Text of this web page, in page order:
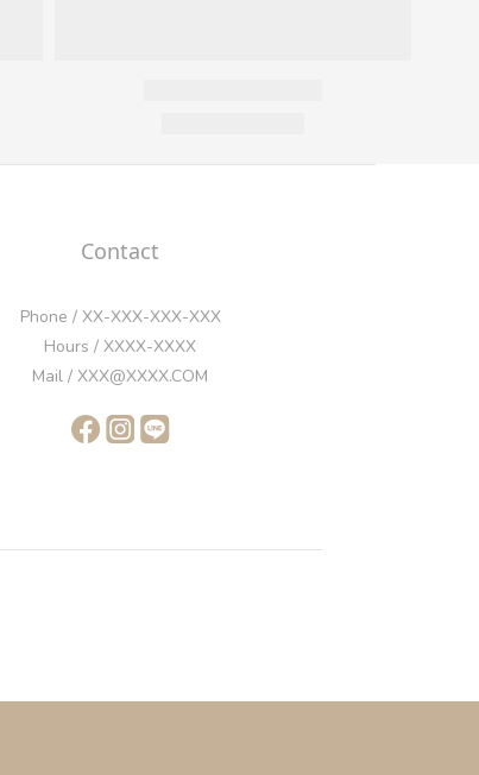
Contact
Phone / XX-XXX-XXX-XXX
Hours / XXXX-XXXX
Mail / XXX@XXXX.COM